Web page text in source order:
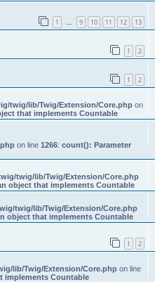
1 9 10 11 12 13
1 2
1 2
twig/lib/Twig/Extension/Core.phpon
that implements Countable
on line 1266: count(): Parameter
twig/lib/Twig/Extension/Core.php
object that implements Countable
twig/lib/Twig/Extension/Core.php
object that implements Countable
1 2
lib/Twig/Extension/Core.phpon line
implements Countable